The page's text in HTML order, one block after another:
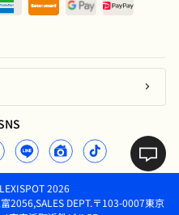
2026
2056,SALES DEPT.〒103-0007東京